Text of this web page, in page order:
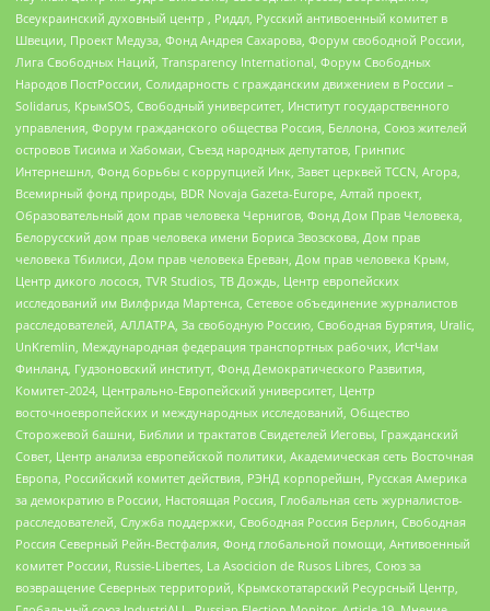
Всеукраинский духовный центр , Риддл, Русский антивоенный комитет в
Швеции, Проект Медуза, Фонд Андрея Сахарова, Форум свободной России,
Лига Свободных Наций, Transparеncy International, Форум Свободных
Народов ПостРоссии, Солидарность с гражданским движением в России –
Solidarus, КрымSOS, Свободный университет, Институт государственного
управления, Форум гражданского общества Россия, Беллона, Союз жителей
островов Тисима и Хабомаи, Съезд народных депутатов, Гринпис
Интернешнл, Фонд борьбы с коррупцией Инк, Завет церквей TCCN, Агора,
Всемирный фонд природы, BDR Novaja Gazeta-Europe, Алтай проект,
Образовательный дом прав человека Чернигов, Фонд Дом Прав Человека,
Белорусский дом прав человека имени Бориса Звозскова, Дом прав
человека Тбилиси, Дом прав человека Ереван, Дом прав человека Крым,
Центр дикого лосося, TVR Studios, ТВ Дождь, Центр европейских
исследований им Вилфрида Мартенса, Сетевое объединение журналистов
расследователей, АЛЛАТРА, За свободную Россию, Свободная Бурятия, Uralic,
UnKremlin, Международная федерация транспортных рабочих, ИстЧам
Финланд, Гудзоновский институт, Фонд Демократического Развития,
Комитет-2024, Центрально-Европейский университет, Центр
восточноевропейских и международных исследований, Общество
Сторожевой башни, Библии и трактатов Свидетелей Иеговы, Гражданский
Совет, Центр анализа европейской политики, Академическая сеть Восточная
Европа, Российский комитет действия, РЭНД корпорейшн, Русская Америка
за демократию в России, Настоящая Россия, Глобальная сеть журналистов-
расследователей, Служба поддержки, Свободная Россия Берлин, Свободная
Россия Северный Рейн-Вестфалия, Фонд глобальной помощи, Антивоенный
комитет России, Russie-Libertes, La Asocicion de Rusos Libres, Союз за
возвращение Северных территорий, Крымскотатарский Ресурсный Центр,